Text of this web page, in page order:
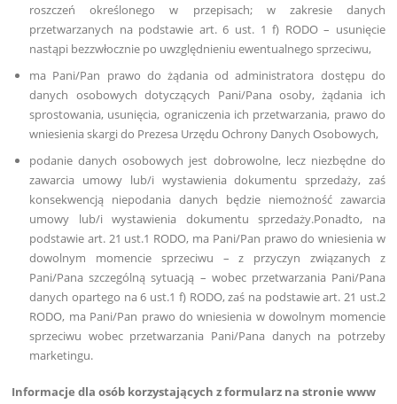
roszczeń określonego w przepisach; w zakresie danych
przetwarzanych na podstawie art. 6 ust. 1 f) RODO – usunięcie
nastąpi bezzwłocznie po uwzględnieniu ewentualnego sprzeciwu,
ma Pani/Pan prawo do żądania od administratora dostępu do
danych osobowych dotyczących Pani/Pana osoby, żądania ich
sprostowania, usunięcia, ograniczenia ich przetwarzania, prawo do
wniesienia skargi do Prezesa Urzędu Ochrony Danych Osobowych,
podanie danych osobowych jest dobrowolne, lecz niezbędne do
zawarcia umowy lub/i wystawienia dokumentu sprzedaży, zaś
konsekwencją niepodania danych będzie niemożność zawarcia
umowy lub/i wystawienia dokumentu sprzedaży.Ponadto, na
podstawie art. 21 ust.1 RODO, ma Pani/Pan prawo do wniesienia w
dowolnym momencie sprzeciwu – z przyczyn związanych z
Pani/Pana szczególną sytuacją – wobec przetwarzania Pani/Pana
danych opartego na 6 ust.1 f) RODO, zaś na podstawie art. 21 ust.2
RODO, ma Pani/Pan prawo do wniesienia w dowolnym momencie
sprzeciwu wobec przetwarzania Pani/Pana danych na potrzeby
marketingu.
Informacje dla osób korzystających z formularz na stronie www